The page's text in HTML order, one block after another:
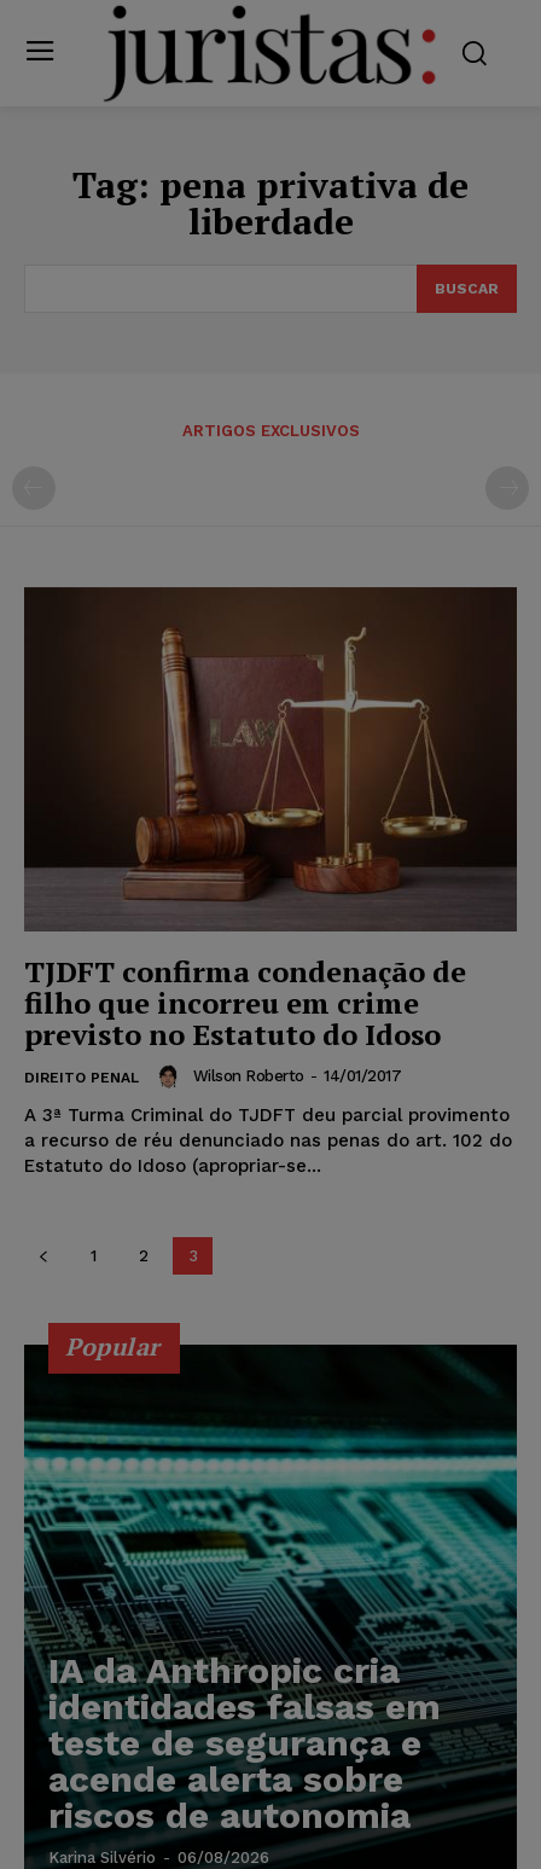
Tag: pena privativa de
liberdade
BUSCAR
ARTIGOS EXCLUSIVOS
TJDFT confirma condenação de
filho que incorreu em crime
previsto no Estatuto do Idoso
DIREITO PENAL Wilson Roberto - 14/01/2017
A 3ª Turma Criminal do TJDFT deu parcial provimento
a recurso de réu denunciado nas penas do art. 102 do
Estatuto do Idoso (apropriar-se...
1 2 3
Popular
IA da Anthropic cria
identidades falsas em
teste de segurança e
acende alerta sobre
riscos de autonomia
Karina Silvério - 06/08/2026